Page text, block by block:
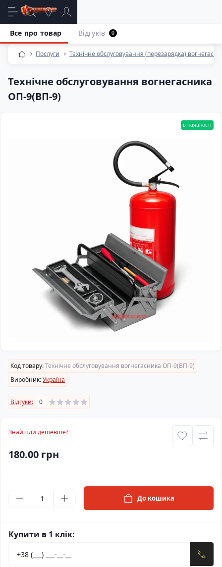
Послуги Технічне обслуговування (перезарядка)
Технічне обслуговування вогнегасника
ОП-9(ВП-9)
Все про товар Відгуків 0
в наявності
Код товару:Технічне обслуговування вогнегасника ОП-9(ВП-9)
Виробник:Україна
Відгуки: 0
Знайшли дешевше?
180.00 грн
До кошика
Купити в 1 клік: